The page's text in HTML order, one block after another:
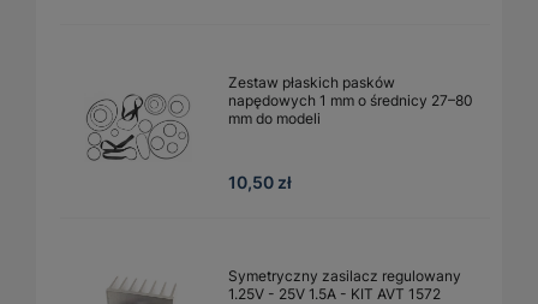
Zestaw płaskich pasków
napędowych 1 mm o średnicy 27–80
mm do modeli
10,50 zł
Symetryczny zasilacz regulowany
1.25V - 25V 1.5A - KIT AVT 1572